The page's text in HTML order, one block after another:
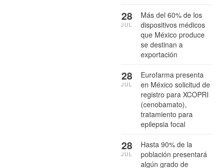
Más del 60% de los
dispositivos médicos
que México produce
se destinan a
exportación
28
JUL
Eurofarma presenta
en México solicitud de
registro para XCOPRI
(cenobamato),
tratamiento para
epilepsia focal
28
JUL
Hasta 90% de la
población presentará
algún grado de
28
JUL